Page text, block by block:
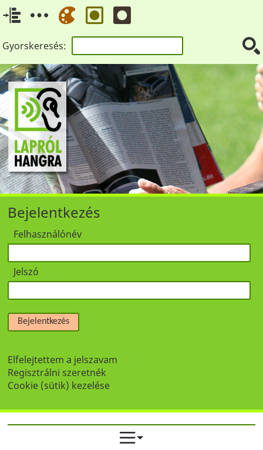
Gyorskeresés:
Bejelentkezés
Felhasználónév
Jelszó
Bejelentkezés
Elfelejtettem a jelszavam
Regisztrálni szeretnék
Cookie (sütik) kezelése